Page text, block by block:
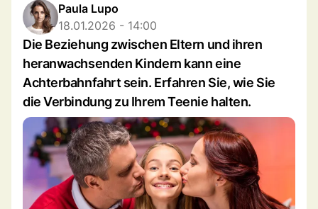
Paula Lupo
18.01.2026 - 14:00
Die Beziehung zwischen Eltern und ihren
heranwachsenden Kindern kann eine
Achterbahnfahrt sein. Erfahren Sie, wie Sie
die Verbindung zu Ihrem Teenie halten.